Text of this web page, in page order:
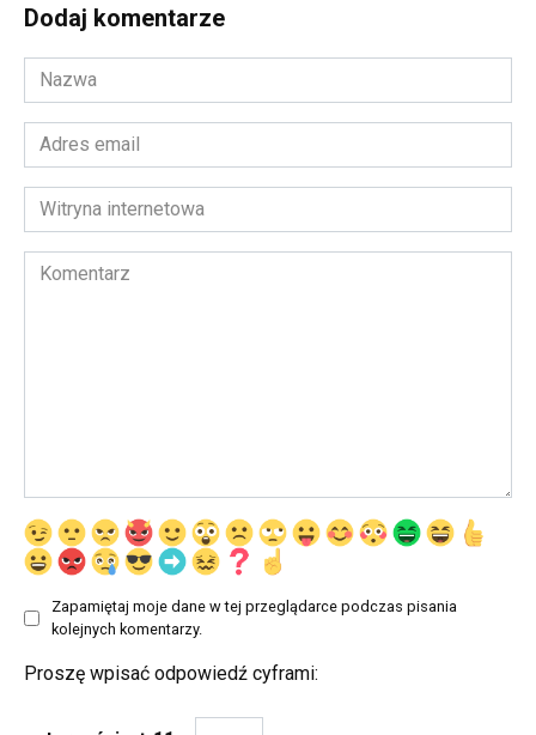
Dodaj komentarze
Nazwa
*
Adres
email
*Witryna
internetowa
Komentarz
Zapamiętaj moje dane w tej przeglądarce podczas pisania
kolejnych komentarzy.
Proszę wpisać odpowiedź cyframi: